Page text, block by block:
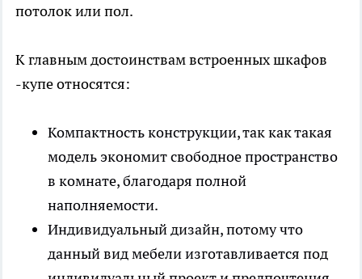
потолок или пол.
К главным достоинствам встроенных шкафов
-купе относятся:
Компактность конструкции, так как такая
модель экономит свободное пространство
в комнате, благодаря полной
наполняемости.
Индивидуальный дизайн, потому что
данный вид мебели изготавливается под